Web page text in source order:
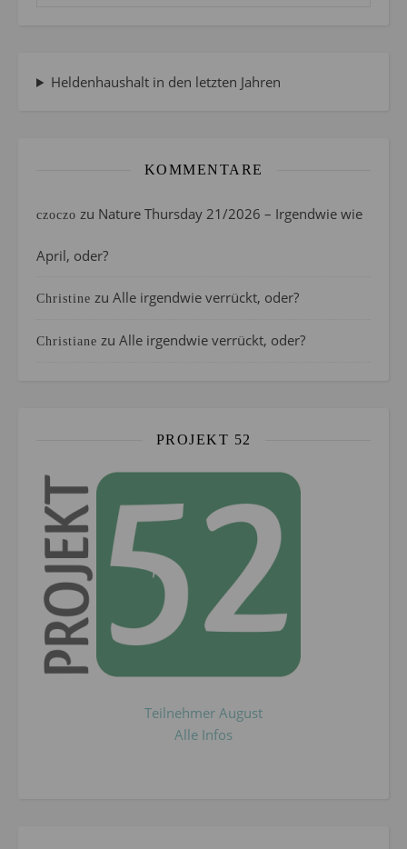
Heldenhaushalt in den letzten Jahren
KOMMENTARE
czoczo zu Nature Thursday 21/2026 – Irgendwie wie
April, oder?
Christine zu Alle irgendwie verrückt, oder?
Christiane zu Alle irgendwie verrückt, oder?
PROJEKT 52
Teilnehmer August
Alle Infos